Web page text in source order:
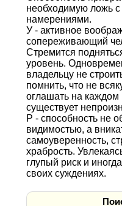
необходимую ложь
намерениями.
У - активное
сопереживающий
Стремится
уровень.
владельцу не
помнить, что не
оглашать на каждом
существует
Р - способность не
видимостью, а
самоуверенность,
храбрость.
глупый риск и
своих суждениях.